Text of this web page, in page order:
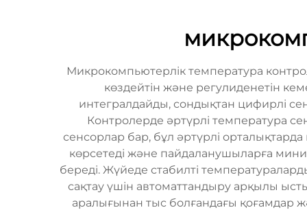
Микрокомпьютерлік температура
көздейтін және регулиденетін
интегралдайды, сондықтан цифирлі
Контролерде әртүрлі температура
сенсорлар бар, бұл әртүрлі
көрсетеді және пайдаланушыларға
береді. Жүйеде стабилті
сақтау үшін автоматтандыру арқылы
аралығынан тыс болғандағы қоғамдар